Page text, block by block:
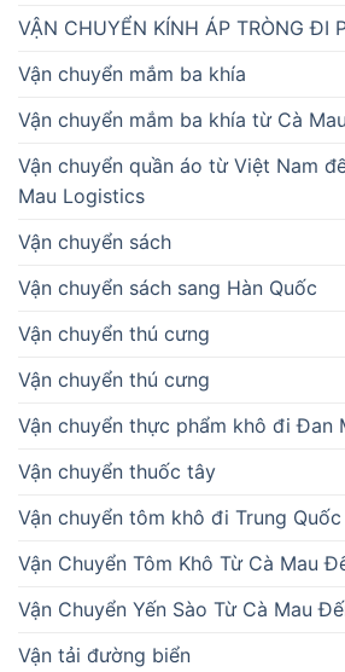
VẬN CHUYỂN KÍNH ÁP TRÒNG ĐI
Vận chuyển mắm ba khía
Vận chuyển mắm ba khía từ Cà
Vận chuyển quần áo từ Việt Nam
Mau Logistics
Vận chuyển sách
Vận chuyển sách sang Hàn Quốc
Vận chuyển thú cưng
Vận chuyển thú cưng
Vận chuyển thực phẩm khô đi Đan
Vận chuyển thuốc tây
Vận chuyển tôm khô đi Trung Quốc
Vận Chuyển Tôm Khô Từ Cà Mau
Vận Chuyển Yến Sào Từ Cà Mau
Vận tải đường biển